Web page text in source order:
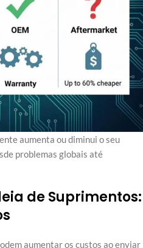
aumenta ou diminui o seu
problemas globais até
de Suprimentos:
aumentar os custos ao enviar